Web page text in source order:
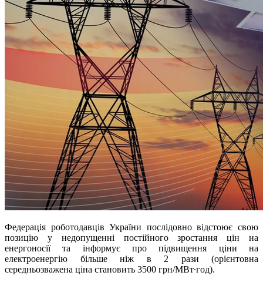
Федерація роботодавців України послідовно відстоює свою
позицію у недопущенні постійного зростання цін на
енергоносії та інформує про підвищення ціни на
електроенергію більше ніж в 2 рази (орієнтовна
середньозважена ціна становить 3500 грн/МВт∙год).